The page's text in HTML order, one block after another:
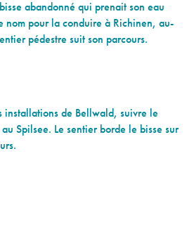
abandonné qui prenait son eau
nom pour la conduire à Richinen, au-
pédestre suit son parcours.
installations de Bellwald, suivre le
Spilsee. Le sentier borde le bisse sur